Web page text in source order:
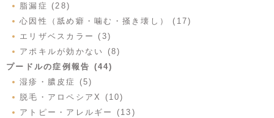
脂漏症 (28)
心因性（舐め癖・噛む・掻き壊し） (17)
エリザベスカラー (3)
アポキルが効かない (8)
プードルの症例報告 (44)
湿疹・膿皮症 (5)
脱毛・アロペシアX (10)
アトピー・アレルギー (13)